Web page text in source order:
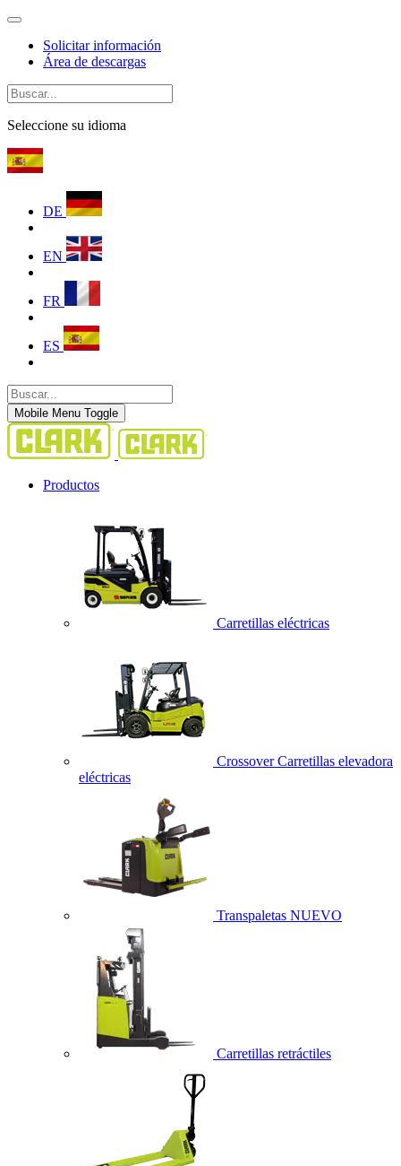
Solicitar información
Área de descargas
Seleccione su idioma
DE
EN
FR
ES
Mobile Menu Toggle
Productos
Carretillas eléctricas
Crossover Carretillas elevadora
eléctricas
Transpaletas NUEVO
Carretillas retráctiles